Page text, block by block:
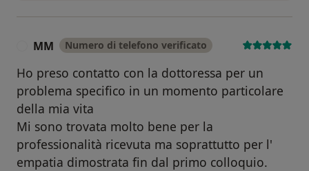
MM Numero di telefono verificato
Ho preso contatto con la dottoressa per un
problema specifico in un momento particolare
della mia vita
Mi sono trovata molto bene per la
professionalità ricevuta ma soprattutto per l'
empatia dimostrata fin dal primo colloquio.